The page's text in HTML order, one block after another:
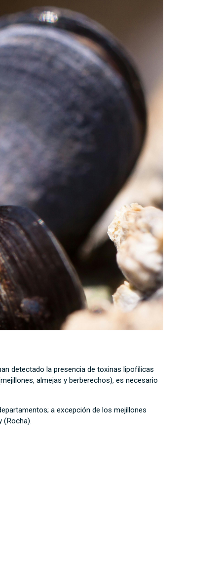
detectado la presencia de toxinas lipofílicas
almejas y berberechos), es necesario
a excepción de los mejillones
(Rocha).